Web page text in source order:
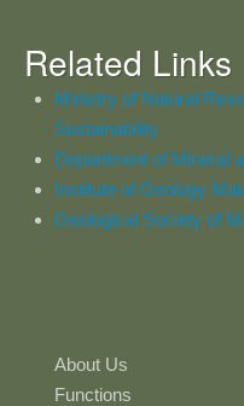
Related Links
Ministry of Natural
Sustainability
Department of Mineral
Institute of Geology
Geological Society of
About Us
Functions